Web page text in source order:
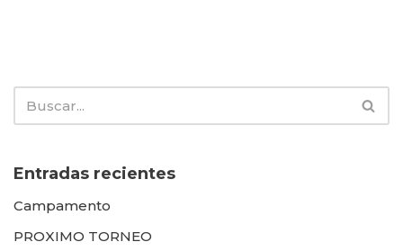
Entradas recientes
Campamento
PROXIMO TORNEO